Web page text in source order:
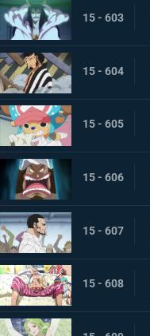
15 - 603
15 - 604
15 - 605
15 - 606
15 - 607
15 - 608